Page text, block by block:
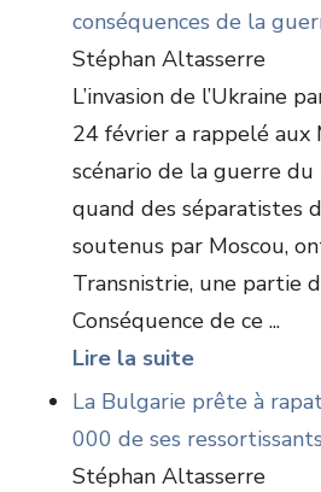
conséquences de la
Stéphan Altasserre
L’invasion de l’Ukraine
24 février a rappelé aux
scénario de la guerre
quand des séparatistes
soutenus par Moscou,
Transnistrie, une partie
Conséquence de ce ...
Lire la suite
La Bulgarie prête à
000 de ses ressortissants
Stéphan Altasserre